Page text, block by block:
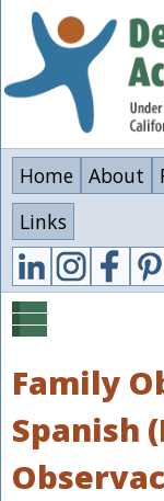
Skip
content
Home About
Links
Family
Spanish